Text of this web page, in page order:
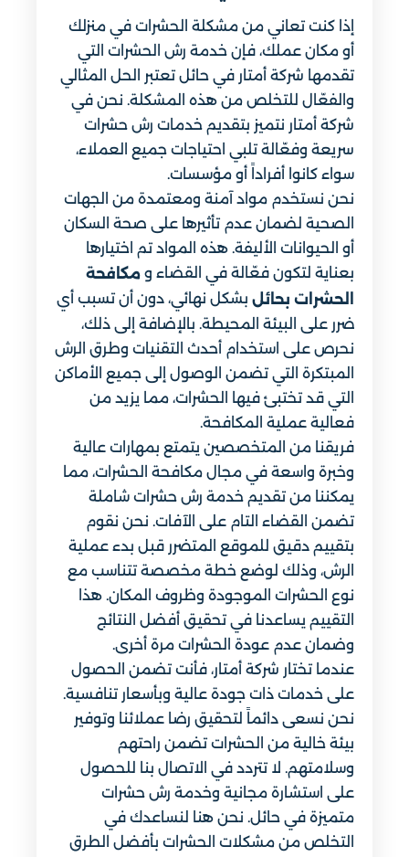
إذا كنت تعاني من مشكلة الحشرات في منزلك
أو مكان عملك، فإن خدمة رش الحشرات التي
تقدمها شركة أمتار في حائل تعتبر الحل المثالي
والفعّال للتخلص من هذه المشكلة. نحن في
شركة أمتار نتميز بتقديم خدمات رش حشرات
سريعة وفعّالة تلبي احتياجات جميع العملاء،
سواء كانوا أفراداً أو مؤسسات.
نحن نستخدم مواد آمنة ومعتمدة من الجهات
الصحية لضمان عدم تأثيرها على صحة السكان
أو الحيوانات الأليفة. هذه المواد تم اختيارها
بعناية لتكون فعّالة في القضاء و مكافحة
الحشرات بحائل بشكل نهائي، دون أن تسبب أي
ضرر على البيئة المحيطة. بالإضافة إلى ذلك،
نحرص على استخدام أحدث التقنيات وطرق الرش
المبتكرة التي تضمن الوصول إلى جميع الأماكن
التي قد تختبئ فيها الحشرات، مما يزيد من
فعالية عملية المكافحة.
فريقنا من المتخصصين يتمتع بمهارات عالية
وخبرة واسعة في مجال مكافحة الحشرات، مما
يمكننا من تقديم خدمة رش حشرات شاملة
تضمن القضاء التام على الآفات. نحن نقوم
بتقييم دقيق للموقع المتضرر قبل بدء عملية
الرش، وذلك لوضع خطة مخصصة تتناسب مع
نوع الحشرات الموجودة وظروف المكان. هذا
التقييم يساعدنا في تحقيق أفضل النتائج
وضمان عدم عودة الحشرات مرة أخرى.
عندما تختار شركة أمتار، فأنت تضمن الحصول
على خدمات ذات جودة عالية وبأسعار تنافسية.
نحن نسعى دائماً لتحقيق رضا عملائنا وتوفير
بيئة خالية من الحشرات تضمن راحتهم
وسلامتهم. لا تتردد في الاتصال بنا للحصول
على استشارة مجانية وخدمة رش حشرات
متميزة في حائل. نحن هنا لنساعدك في
التخلص من مشكلات الحشرات بأفضل الطرق